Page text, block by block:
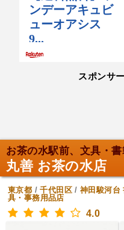
スポンサ
お茶の水駅前、文具・書
丸善 お茶の水店
東京都 /千代田区/神田駿河台
具・事務用品店
4.0